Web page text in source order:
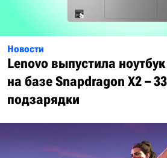
Новости
Lenovo выпустила
на базе Snapdragon X2 –
подзарядки